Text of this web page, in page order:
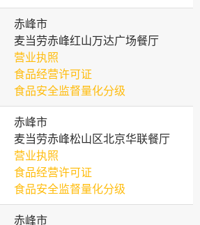
赤峰市
麦当劳赤峰红山万达广场餐厅
营业执照
食品经营许可证
食品安全监督量化分级
赤峰市
麦当劳赤峰松山区北京华联餐厅
营业执照
食品经营许可证
食品安全监督量化分级
赤峰市